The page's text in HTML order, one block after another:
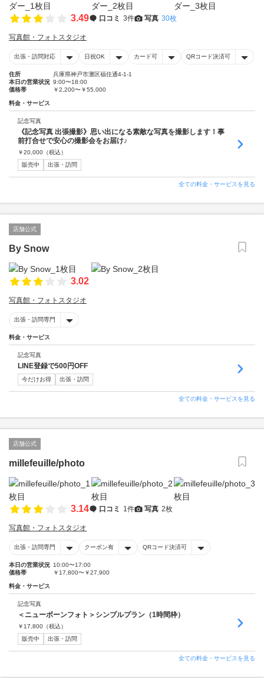
3.49 口コミ 3件 写真 30枚
写真館・フォトスタジオ
出張・訪問対応 日祝OK カード可 QRコード決済可
住所
兵庫県神戸市灘区福住通4-1-1
本日の営業状況 9:00〜18:00
価格帯
￥2,200〜￥55,000
料金・サービス
記念写真
《記念写真 出張撮影》思い出になる素敵な写真を撮影します！事
前打合せで安心の撮影会をお届け♪
￥20,000 （税込）
販売中
出張・訪問
全ての料金・サービスを見る
店舗公式
By Snow
3.02
写真館・フォトスタジオ
出張・訪問専門
料金・サービス
記念写真
LINE登録で500円OFF
今だけお得 出張・訪問
全ての料金・サービスを見る
店舗公式
millefeuille/photo
3.14 口コミ 1件 写真 2枚
写真館・フォトスタジオ
出張・訪問専門 クーポン有 QRコード決済可
本日の営業状況 10:00〜17:00
価格帯
￥17,800〜￥27,900
料金・サービス
記念写真
＜ニューボーンフォト＞シンプルプラン（1時間枠）
￥ 17,800 （税込）
販売中
出張・訪問
全ての料金・サービスを見る